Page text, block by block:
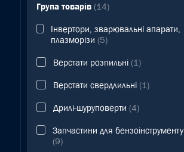
Група товарів (14)
Інвертори, зварювальні апарати,
плазморізи (5)
Верстати розпильні (1)
Верстати свердлильні (1)
Дрилі-шуруповерти (4)
Запчастини для бензоінструменту
(9)